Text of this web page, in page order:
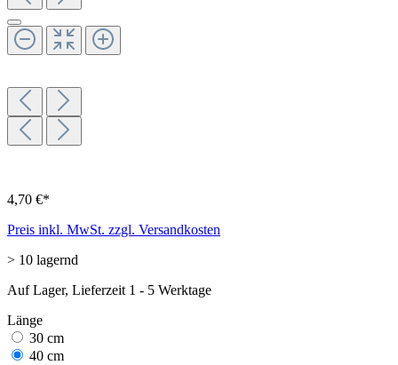
4,70 €*
Preis inkl. MwSt. zzgl. Versandkosten
> 10 lagernd
Auf Lager, Lieferzeit 1 - 5 Werktage
Länge
30 cm
40 cm